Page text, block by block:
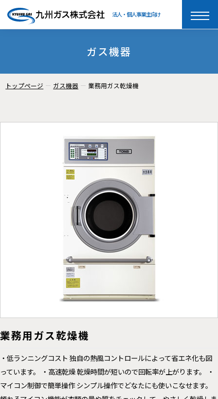
法人・個人事業主向け
toggle
ガス機器
トップページ ガス機器 業務用ガス乾燥機
業務用ガス乾燥機
・低ランニングコスト 独自の熱風コントロールによって省エネ化も図
っています。 ・高速乾燥 乾燥時間が短いので回転率が上がります。 ・
マイコン制御で簡単操作 シンプル操作でどなたにも使いこなせます。